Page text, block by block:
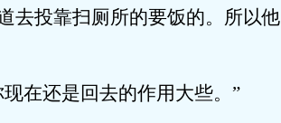
去投靠扫厕所的要饭的。所以他
在还是回去的作用大些。”